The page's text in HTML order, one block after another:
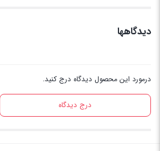
دیدگاهها
درمورد این محصول دیدگاه درج کنید.
درج دیدگاه